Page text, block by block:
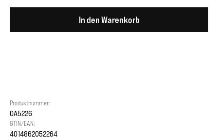
In den Warenkorb
Produktnummer:
OA5226
GTIN/EAN:
4014862052264